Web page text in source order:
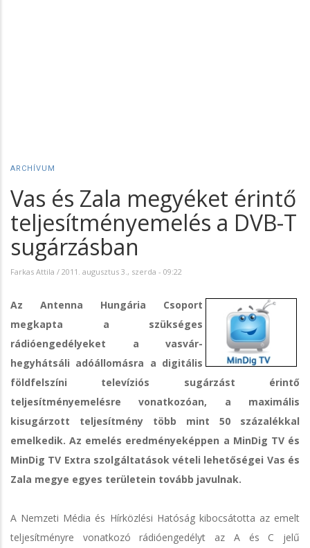
ARCHÍVUM
Vas és Zala megyéket érintő
teljesítményemelés a DVB-T
sugárzásban
Farkas Attila / 2011. augusztus 3., szerda - 09:22
Az Antenna Hungária Csoport
megkapta a szükséges
rádióengedélyeket a vasvár-
hegyhátsáli adóállomásra a digitális
földfelszíni televíziós sugárzást érintő
teljesítményemelésre vonatkozóan, a maximális
kisugárzott teljesítmény több mint 50 százalékkal
emelkedik. Az emelés eredményeképpen a MinDig TV és
MinDig TV Extra szolgáltatások vételi lehetőségei Vas és
Zala megye egyes területein tovább javulnak.
A Nemzeti Média és Hírközlési Hatóság kibocsátotta az emelt
teljesítményre vonatkozó rádióengedélyt az A és C jelű